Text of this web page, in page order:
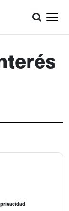
privacidad